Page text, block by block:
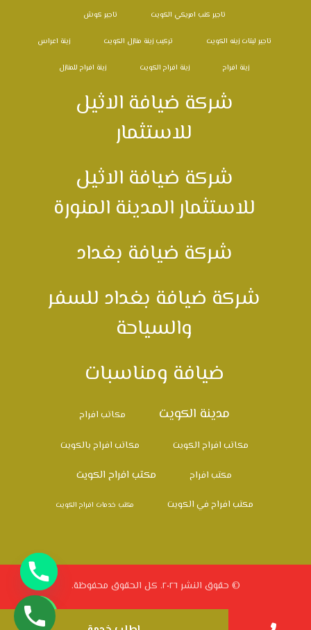
تاجير كنب امريكي الكويت تاجير كوش
تاجير ليتات زينه الكويت تركيب زينة منازل الكويت زينة اعراس
زينة افراح زينة افراح الكويت زينة افراح للمنازل
شركة ضيافة الاثيل
للاستثمار
شركة ضيافة الاثيل
للاستثمار المدينة المنورة
شركة ضيافة بغداد
شركة ضيافة بغداد للسفر
والسياحة
ضيافة ومناسبات
مدينة الكويت مكاتب افراح
مكاتب افراح الكويت مكاتب افراح بالكويت
مكتب افراح مكتب افراح الكويت
مكتب افراح في الكويت مكتب خدمات افراح الكويت
© حقوق النشر ٢٠٢٦. كل الحقوق محفوظة.